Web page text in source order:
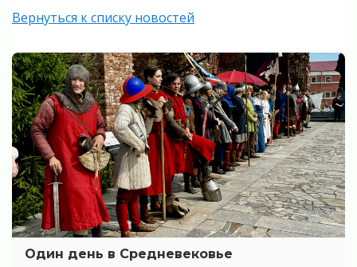
Вернуться к списку новостей
Один день в Средневековье